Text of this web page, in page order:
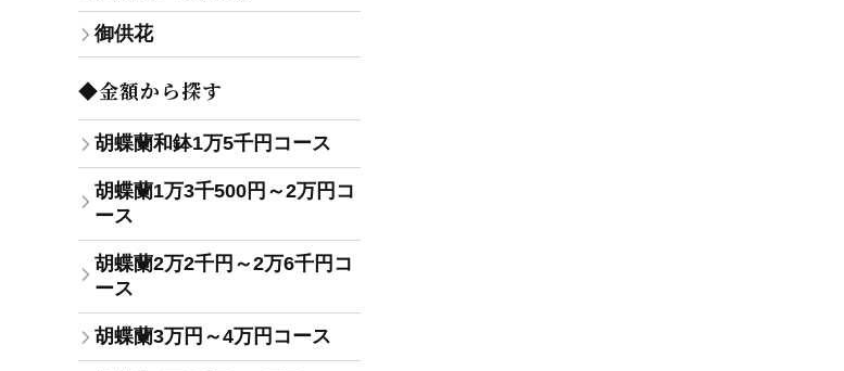
御供花
◆金額から探す
胡蝶蘭和鉢1万5千円コース
胡蝶蘭1万3千500円～2万円コ
ース
胡蝶蘭2万2千円～2万6千円コ
ース
胡蝶蘭3万円～4万円コース